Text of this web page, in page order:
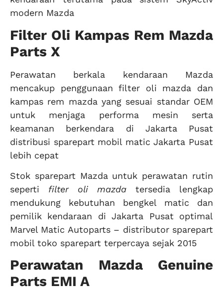
modern Mazda
Filter Oli Kampas Rem Mazda
Parts X
Perawatan berkala kendaraan Mazda
mencakup penggunaan filter oli mazda dan
kampas rem mazda yang sesuai standar OEM
untuk menjaga performa mesin serta
keamanan berkendara di Jakarta Pusat
distribusi sparepart mobil matic Jakarta Pusat
lebih cepat
Stok sparepart Mazda untuk perawatan rutin
seperti filter oli mazda tersedia lengkap
mendukung kebutuhan bengkel matic dan
pemilik kendaraan di Jakarta Pusat optimal
Marvel Matic Autoparts – distributor sparepart
mobil toko sparepart terpercaya sejak 2015
Perawatan Mazda Genuine
Parts EMI A